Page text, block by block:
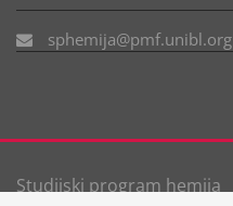
sphemija@pmf.unibl.org
Studijski program hemija